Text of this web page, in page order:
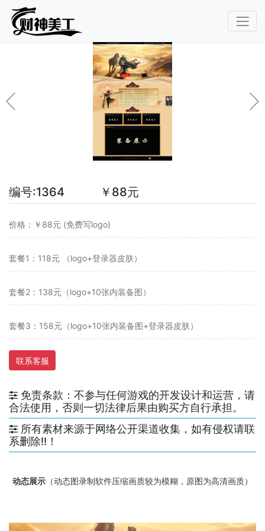
编号:1364 ￥88元
价格：￥88元 (免费写logo)
套餐1：118元 （logo+登录器皮肤）
套餐2：138元（logo+10张内装备图）
套餐3：158元（logo+10张内装备图+登录器皮肤）
联系客服
免责条款：不参与任何游戏的开发设计和运营，请
合法使用，否则一切法律后果由购买方自行承担。
所有素材来源于网络公开渠道收集，如有侵权请联
系删除!!！
动态展示 （动态图录制软件压缩画质较为模糊，原图为高清画质）